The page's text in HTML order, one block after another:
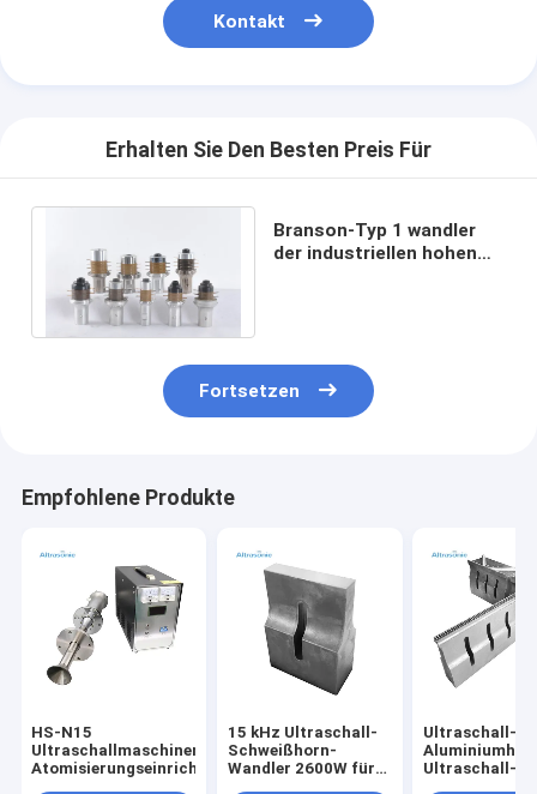
Kontakt
Erhalten Sie Den Besten Preis Für
Branson-Typ 1 wandler
der industriellen hohen
Fortsetzen
Empfohlene Produkte
HS-N15
Ultraschallmaschinen-
Atomisierungseinrichtung
15 kHz Ultraschall-
Schweißhorn-
Wandler 2600W für
Ultraschall-
Ultraschall-